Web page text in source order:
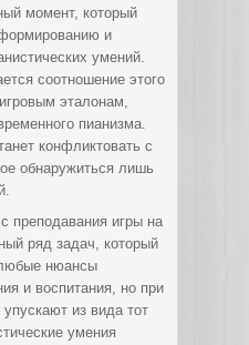
момент, который
и
умений.
соотношение этого
эталонам,
пианизма.
конфликтовать с
обнаружиться лишь
преподавания игры на
ряд задач, который
нюансы
и воспитания, но при
из вида тот
умения